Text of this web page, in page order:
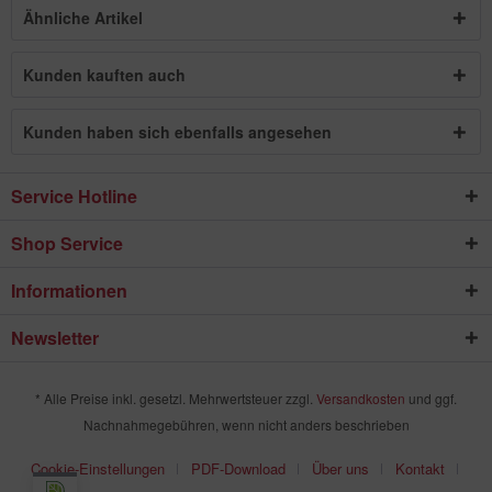
Ähnliche Artikel
Kunden kauften auch
Kunden haben sich ebenfalls angesehen
Service Hotline
Shop Service
Informationen
Newsletter
* Alle Preise inkl. gesetzl. Mehrwertsteuer zzgl. Versandkosten und ggf.
Nachnahmegebühren, wenn nicht anders beschrieben
Cookie-Einstellungen PDF-Download Über uns Kontakt